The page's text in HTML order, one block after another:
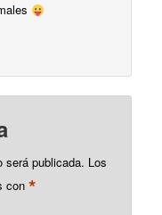
será publicada. Los
con*